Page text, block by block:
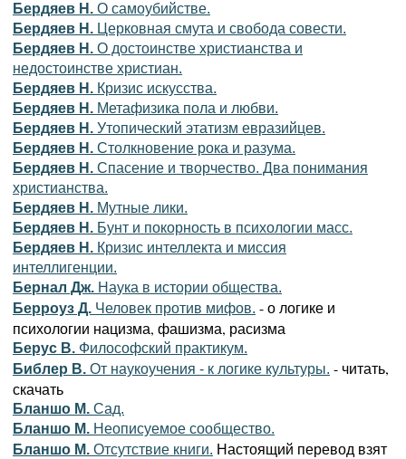
Бердяев Н. О самоубийстве.
Бердяев Н. Церковная смута и свобода совести.
Бердяев Н. О достоинстве христианства и
недостоинстве христиан.
Бердяев Н. Кризис искусства.
Бердяев Н. Метафизика пола и любви.
Бердяев Н. Утопический этатизм евразийцев.
Бердяев Н. Столкновение рока и разума.
Бердяев Н. Спасение и творчество. Два понимания
христианства.
Бердяев Н. Мутные лики.
Бердяев Н. Бунт и покорность в психологии масс.
Бердяев Н. Кризис интеллекта и миссия
интеллигенции.
Бернал Дж. Наука в истории общества.
Берроуз Д. Человек против мифов. - о логике и
психологии нацизма, фашизма, расизма
Берус В. Философский практикум.
Библер В. От наукоучения - к логике культуры. - читать,
скачать
Бланшо М. Сад.
Бланшо М. Неописуемое сообщество.
Бланшо М. Отсутствие книги. Настоящий перевод взят